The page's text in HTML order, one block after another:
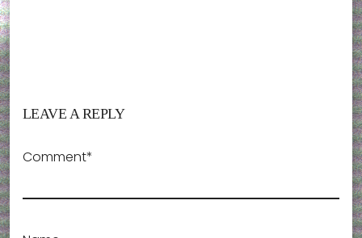
LEAVE A REPLY
Comment*